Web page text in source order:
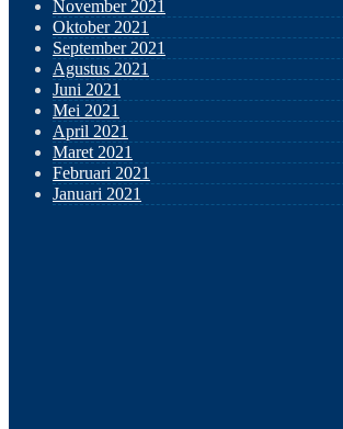
November 2021
Oktober 2021
September 2021
Agustus 2021
Juni 2021
Mei 2021
April 2021
Maret 2021
Februari 2021
Januari 2021